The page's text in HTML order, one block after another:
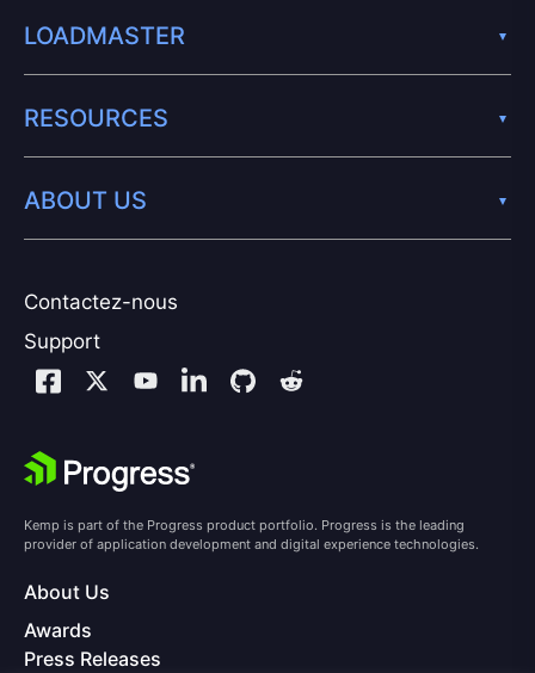
Contactez-nous
Support
LOADMASTER
RESOURCES
ABOUT US
Kemp is part of the Progress product portfolio. Progress is the leading
provider of application development and digital experience technologies.
About Us
Awards
Press Releases